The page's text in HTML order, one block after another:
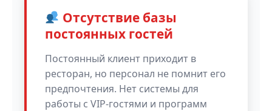
Отсутствие базы
постоянных гостей
Постоянный клиент приходит в
ресторан, но персонал не помнит его
предпочтения. Нет системы для
работы с VIP-гостями и программ